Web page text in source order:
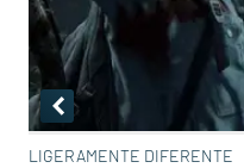
LIGERAMENTE DIFERENTE